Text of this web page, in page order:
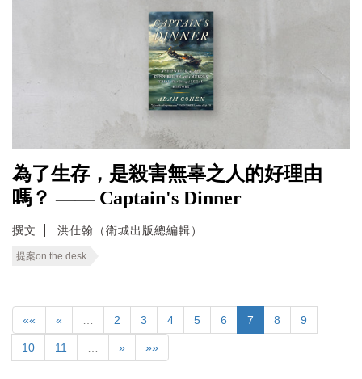
為了生存，是殺害無辜之人的好理由
嗎？ —— Captain's Dinner
撰文 洪仕翰（衛城出版總編輯）
提案on the desk
«« « 2 3 4 5 6 7 8 9
10 11 » »»